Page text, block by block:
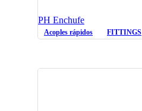
PH Enchufe
Acoples rápidos FITTINGS